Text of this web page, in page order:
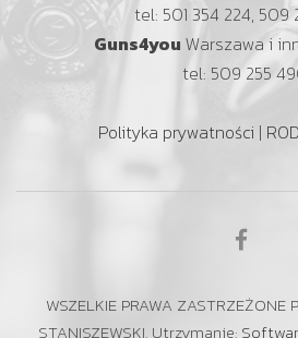
tel: 501 354 224, 509
Guns4you Warszawa i
tel: 509 255
Polityka prywatności |
WSZELKIE PRAWA ZASTRZEŻONE
STANISZEWSKI. Utrzymanie: